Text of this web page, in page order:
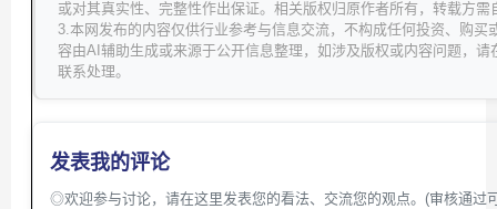
或对其真实性、完整性作出保证。相关版权归原作者所有，转载方需
3.本网发布的内容仅供行业参考与信息交流，不构成任何投资、购买
容由AI辅助生成或来源于公开信息整理，如涉及版权或内容问题，请
联系处理。
发表我的评论
◎欢迎参与讨论，请在这里发表您的看法、交流您的观点。(审核通过